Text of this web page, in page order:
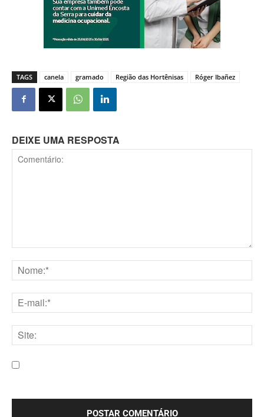
TAGS canela gramado Região das Hortênisas Róger Ibañez
DEIXE UMA RESPOSTA
mail:*